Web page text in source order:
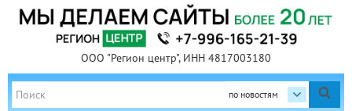
ООО "Регион центр", ИНН 4817003180
по новостям